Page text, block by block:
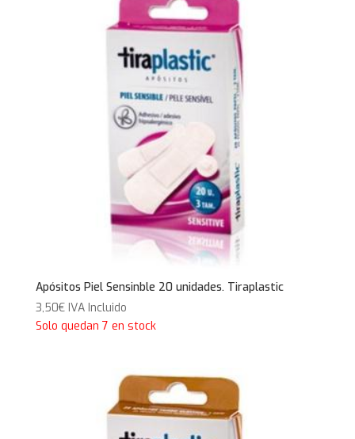
Apósitos Piel Sensinble 20 unidades. Tiraplastic
3,50€ IVA Incluido
Solo quedan 7 en stock